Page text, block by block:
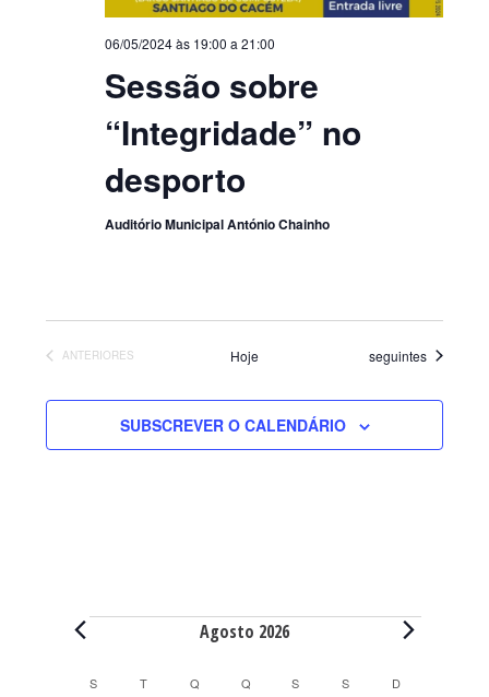
Sessão sobre
“Integridade” no
desporto
06/05/2024 às 19:00 a 21:00
Auditório Municipal António Chainho
EVENTOS
ANTERIORES Hoje Eventos
seguintes
SUBSCREVER O CALENDÁRIO
Eventos Agosto 2026
SSEGUNDA-FEIRA
T TERÇA-FEIRA
Q QUARTA-FEIRA
Q QUINTA-FEIRA
SSEXTA-FEIRA
S SÁBADOD